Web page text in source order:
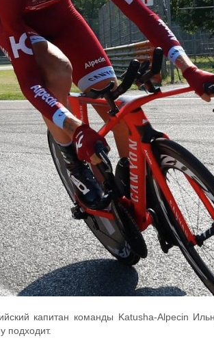
капитан команды Katusha-Alpecin
подходит.